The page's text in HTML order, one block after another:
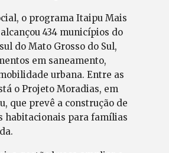
o programa Itaipu Mais
434 municípios do
do Mato Grosso do Sul,
em saneamento,
urbana. Entre as
o Projeto Moradias, em
que prevê a construção de
habitacionais para famílias